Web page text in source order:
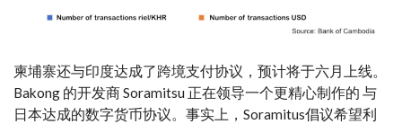
柬埔寨还与印度达成了跨境支付协议，预计将于六月上线。
Bakong 的开发商 Soramitsu 正在领导一个更精心制作的 与
日本达成的数字货币协议。事实上，Soramitus倡议希望利